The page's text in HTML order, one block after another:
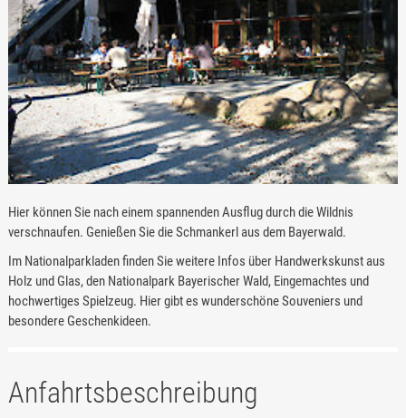
Hier können Sie nach einem spannenden Ausflug durch die Wildnis
verschnaufen. Genießen Sie die Schmankerl aus dem Bayerwald.
Im Nationalparkladen finden Sie weitere Infos über Handwerkskunst aus
Holz und Glas, den Nationalpark Bayerischer Wald, Eingemachtes und
hochwertiges Spielzeug. Hier gibt es wunderschöne Souveniers und
besondere Geschenkideen.
Anfahrtsbeschreibung